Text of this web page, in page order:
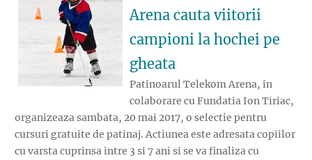
Arena cauta viitorii
campioni la hochei pe
gheata
Patinoarul Telekom Arena, in
colaborare cu Fundatia Ion Tiriac,
organizeaza sambata, 20 mai 2017, o selectie pentru
cursuri gratuite de patinaj. Actiunea este adresata copiilor
cu varsta cuprinsa intre 3 si 7 ani si se va finaliza cu